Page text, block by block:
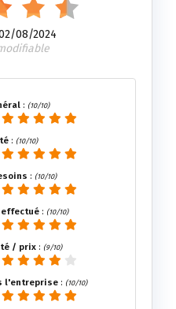
08/2024
: (10/10)
: (10/10)
: (10/10)
: (10/10)
/ prix: (9/10)
l'entreprise: (10/10)